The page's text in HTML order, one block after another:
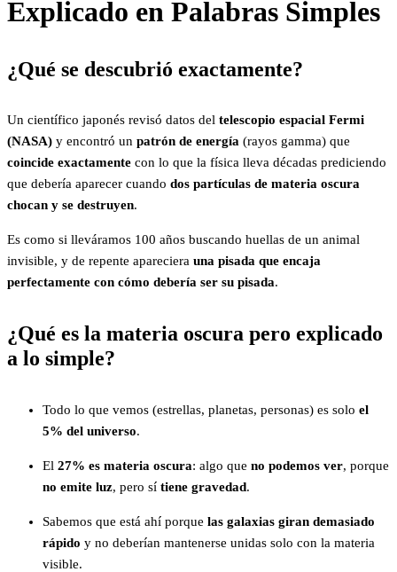
Explicado en Palabras Simples
¿Qué se descubrió exactamente?
Un científico japonés revisó datos del telescopio espacial Fermi
(NASA) y encontró un patrón de energía (rayos gamma) que
coincide exactamente con lo que la física lleva décadas prediciendo
que debería aparecer cuando dos partículas de materia oscura
chocan y se destruyen.
Es como si lleváramos 100 años buscando huellas de un animal
invisible, y de repente apareciera una pisada que encaja
perfectamente con cómo debería ser su pisada.
¿Qué es la materia oscura pero explicado
a lo simple?
Todo lo que vemos (estrellas, planetas, personas) es solo el
5% del universo.
El 27% es materia oscura: algo que no podemos ver, porque
no emite luz, pero sí tiene gravedad.
Sabemos que está ahí porque las galaxias giran demasiado
rápido y no deberían mantenerse unidas solo con la materia
visible.